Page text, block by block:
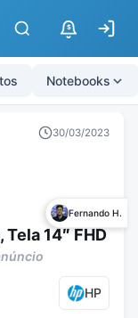
$
Notebooks
30/03/2023
Fernando H.
14″ FHD
HP